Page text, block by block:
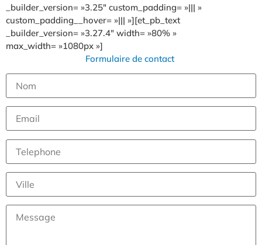
_builder_version= »3.25″ custom_padding= »||| »
custom_padding__hover= »||| »][et_pb_text
_builder_version= »3.27.4″ width= »80% »
max_width= »1080px »]
Formulaire de contact